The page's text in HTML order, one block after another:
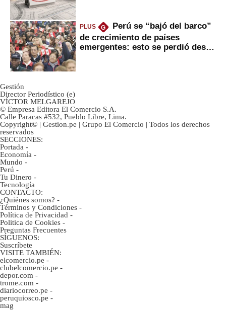
PLUS G
Perú se “bajó del barco”
de crecimiento de países
emergentes: esto se perdió desde
Gestión
Director Periodístico (e)
VÍCTOR MELGAREJO
© Empresa Editora El Comercio S.A.
Calle Paracas #532, Pueblo Libre, Lima.
Copyright© | Gestion.pe | Grupo El Comercio | Todos los derechos
reservados
SECCIONES:
Portada -
Economía -
Mundo -
Perú -
Tu Dinero -
Tecnología
CONTACTO:
¿Quiénes somos? -
Términos y Condiciones -
Política de Privacidad -
Politica de Cookies -
Preguntas Frecuentes
SÍGUENOS:
Suscríbete
VISITE TAMBIÉN:
elcomercio.pe -
clubelcomercio.pe -
depor.com -
trome.com -
diariocorreo.pe -
peruquiosco.pe -
mag